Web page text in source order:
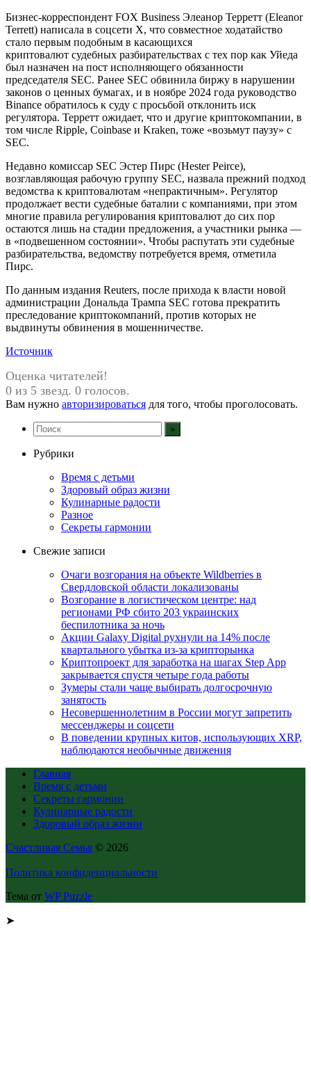
Бизнес-корреспондент FOX Business Элеанор Терретт (Eleanor
Terrett) написала в соцсети Х, что совместное ходатайство
стало первым подобным в касающихся
криптовалют судебных разбирательствах с тех пор как Уйеда
был назначен на пост исполняющего обязанности
председателя SEC. Ранее SEC обвинила биржу в нарушении
законов о ценных бумагах, и в ноябре 2024 года руководство
Binance обратилось к суду с просьбой отклонить иск
регулятора. Терретт ожидает, что и другие криптокомпании, в
том числе Ripple, Coinbase и Kraken, тоже «возьмут паузу» с
SEC.
Недавно комиссар SEC Эстер Пирс (Hester Peirce),
возглавляющая рабочую группу SEC, назвала прежний подход
ведомства к криптовалютам «непрактичным». Регулятор
продолжает вести судебные баталии с компаниями, при этом
многие правила регулирования криптовалют до сих пор
остаются лишь на стадии предложения, а участники рынка —
в «подвешенном состоянии». Чтобы распутать эти судебные
разбирательства, ведомству потребуется время, отметила
Пирс.
По данным издания Reuters, после прихода к власти новой
администрации Дональда Трампа SEC готова прекратить
преследование криптокомпаний, против которых не
выдвинуты обвинения в мошенничестве.
Источник
Оценка читателей!
0 из 5 звезд. 0 голосов.
Вам нужно авторизироваться для того, чтобы проголосовать.
Рубрики
Время с детьми
Здоровый образ жизни
Кулинарные радости
Разное
Секреты гармонии
Свежие записи
Очаги возгорания на объекте Wildberries в
Свердловской области локализованы
Возгорание в логистическом центре: над
регионами РФ сбито 203 украинских
беспилотника за ночь
Акции Galaxy Digital рухнули на 14% после
квартального убытка из-за крипторынка
Криптопроект для заработка на шагах Step App
закрывается спустя четыре года работы
Зумеры стали чаще выбирать долгосрочную
занятость
Несовершеннолетним в России могут запретить
мессенджеры и соцсети
В поведении крупных китов, использующих XRP,
наблюдаются необычные движения
Главная
Время с детьми
Секреты гармонии
Кулинарные радости
Здоровый образ жизни
Счастливая Семья © 2026
Политика конфиденциальности
Тема от WP Puzzle
➤